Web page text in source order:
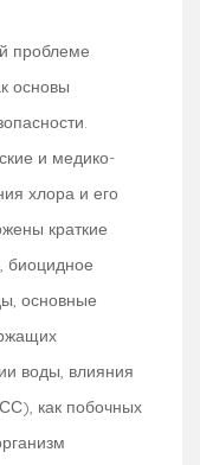
проблеме
основы
и медико-
хлора и его
краткие
биоцидное
основные
воды, влияния
как побочных